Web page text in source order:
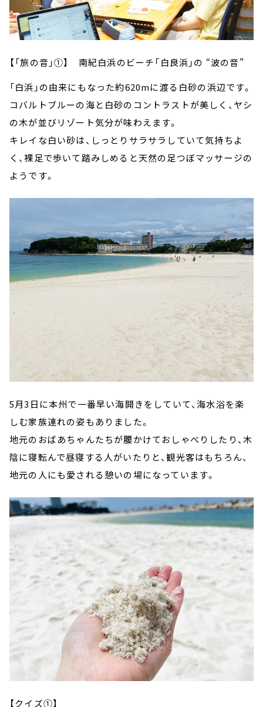
【「旅の音」①】 南紀白浜のビーチ「白良浜」の “波の音”
「白浜」の由来にもなった約620mに渡る白砂の浜辺です。
コバルトブルーの海と白砂のコントラストが美しく、ヤシ
の木が並びリゾート気分が味わえます。
キレイな白い砂は、しっとりサラサラしていて気持ちよ
く、裸足で歩いて踏みしめると天然の足つぼマッサージの
ようです。
5月3日に本州で一番早い海開きをしていて、海水浴を楽
しむ家族連れの姿もありました。
地元のおばあちゃんたちが腰かけておしゃべりしたり、木
陰に寝転んで昼寝する人がいたりと、観光客はもちろん、
地元の人にも愛される憩いの場になっています。
【クイズ①】